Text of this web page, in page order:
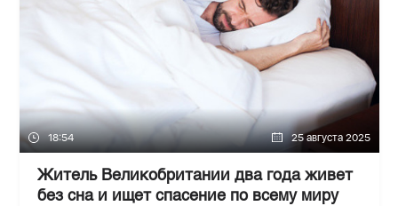
18:54 25 августа 2025
Житель Великобритании два года живет
без сна и ищет спасение по всему миру